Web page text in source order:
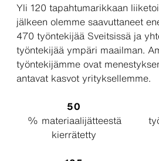
Yli 120 tapahtumarikkaan
jälkeen olemme saavuttaneet
470 työntekijää Sveitsissä ja
työntekijää ympäri maailman.
työntekijämme ovat
antavat kasvot yrityksellemme.
50
% materiaalijätteestä
kierrätetty